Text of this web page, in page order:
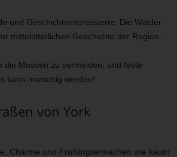
und Geschichtsinteressierte: Die Wälder
mittelalterlichen Geschichte der Region.
die Massen zu vermeiden, und feste
kann matschig werden!
von York
Charme und Frühlingserwachen wie kaum